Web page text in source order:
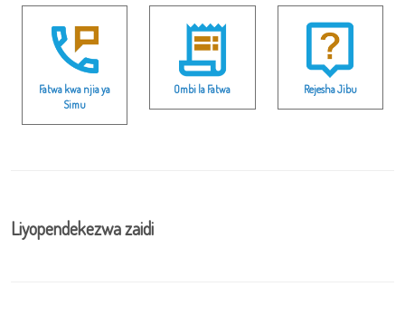
Fatwa kwa njia ya
Simu
Ombi la Fatwa Rejesha Jibu
Liyopendekezwa zaidi